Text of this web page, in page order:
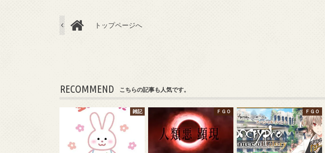
トップページへ
RECOMMEND こちらの記事も人気です。
雑記 ＦＧＯ ＦＧＯ